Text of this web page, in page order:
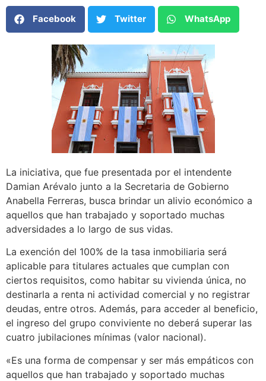
Facebook Twitter WhatsApp
La iniciativa, que fue presentada por el intendente
Damian Arévalo junto a la Secretaria de Gobierno
Anabella Ferreras, busca brindar un alivio económico a
aquellos que han trabajado y soportado muchas
adversidades a lo largo de sus vidas.
La exención del 100% de la tasa inmobiliaria será
aplicable para titulares actuales que cumplan con
ciertos requisitos, como habitar su vivienda única, no
destinarla a renta ni actividad comercial y no registrar
deudas, entre otros. Además, para acceder al beneficio,
el ingreso del grupo conviviente no deberá superar las
cuatro jubilaciones mínimas (valor nacional).
«Es una forma de compensar y ser más empáticos con
aquellos que han trabajado y soportado muchas